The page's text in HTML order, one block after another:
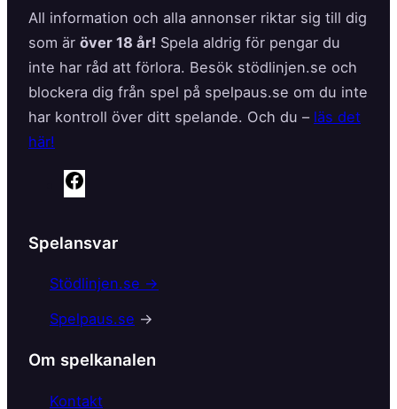
All information och alla annonser riktar sig till dig
som är över 18 år! Spela aldrig för pengar du
inte har råd att förlora. Besök stödlinjen.se och
blockera dig från spel på spelpaus.se om du inte
har kontroll över ditt spelande. Och du – läs det
här!
e
b
o
k
Spelansvar
Stödlinjen.se →
Spelpaus.se →
Om spelkanalen
Kontakt